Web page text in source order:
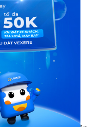
lộ trình xe chạy.